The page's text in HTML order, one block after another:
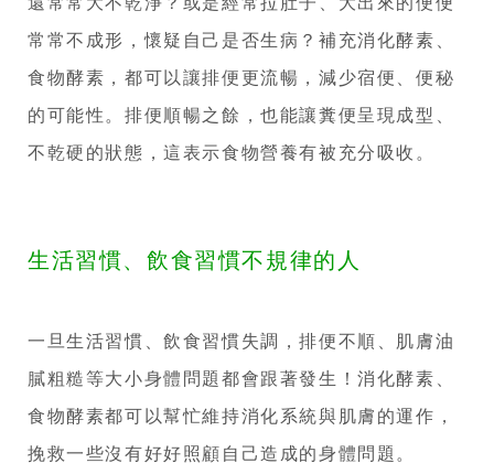
常常不成形，懷疑自己是否生病？補充消化酵素、
食物酵素，都可以讓排便更流暢，減少宿便、便秘
的可能性。排便順暢之餘，也能讓糞便呈現成型、
不乾硬的狀態，這表示食物營養有被充分吸收。
生活習慣、飲食習慣不規律的人
一旦生活習慣、飲食習慣失調，排便不順、肌膚油
膩粗糙等大小身體問題都會跟著發生！消化酵素、
食物酵素都可以幫忙維持消化系統與肌膚的運作，
挽救一些沒有好好照顧自己造成的身體問題。